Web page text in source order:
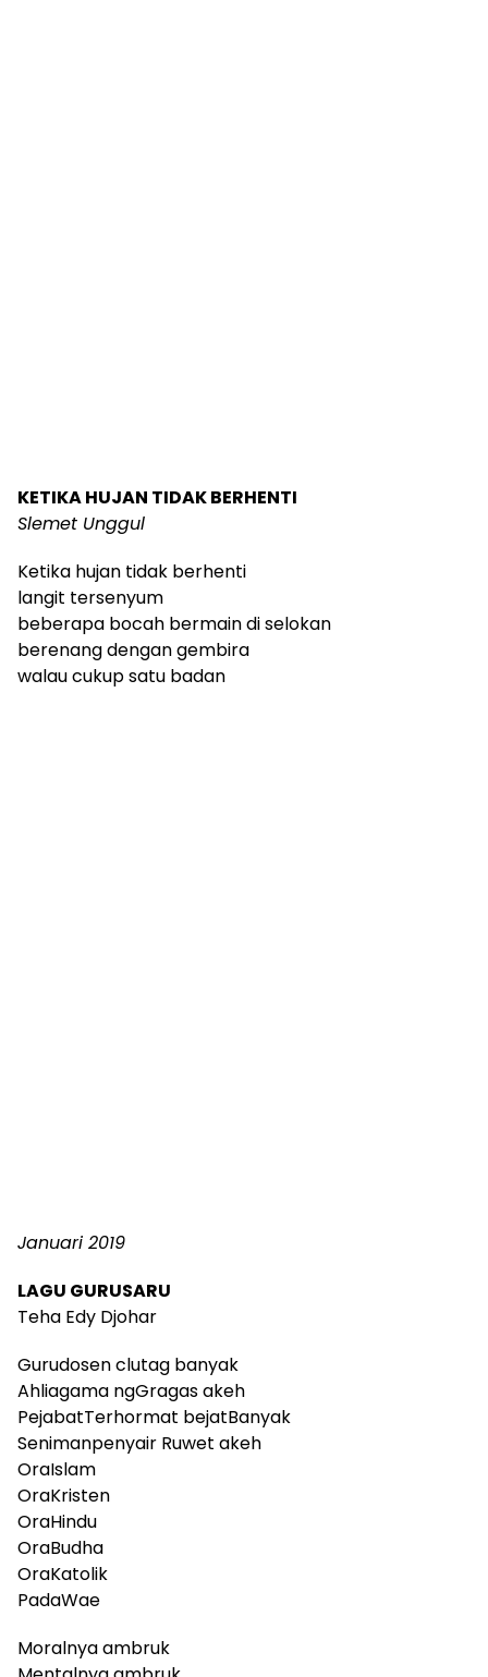
KETIKA HUJAN TIDAK BERHENTI
Slemet Unggul
Ketika hujan tidak berhenti
langit tersenyum
beberapa bocah bermain di selokan
berenang dengan gembira
walau cukup satu badan
Januari 2019
LAGU GURUSARU
Teha Edy Djohar
Gurudosen clutag banyak
Ahliagama ngGragas akeh
PejabatTerhormat bejatBanyak
Senimanpenyair Ruwet akeh
OraIslam
OraKristen
OraHindu
OraBudha
OraKatolik
PadaWae
Moralnya ambruk